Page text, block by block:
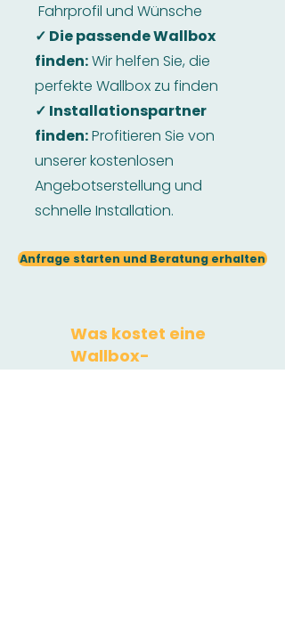
Fahrprofil und Wünsche
✓ Die passende Wallbox
finden:Wir helfen Sie, die
perfekte Wallbox zu finden
✓ Installationspartner
finden:Profitieren Sie von
unserer kostenlosen
Angebotserstellung und
schnelle Installation.
Anfrage starten und Beratung erhalten
Was kostet eine
Wallbox-